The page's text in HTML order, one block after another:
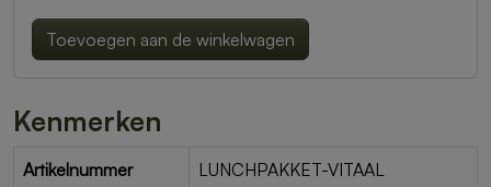
Toevoegen aan de winkelwagen
Kenmerken
Artikelnummer LUNCHPAKKET-VITAAL